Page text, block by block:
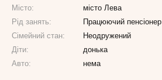
Місто:
місто Лева
Рід занять:
Працюючий пенсіонер
Сімейний стан:
Неодружений
Діти:
донька
Авто:
нема